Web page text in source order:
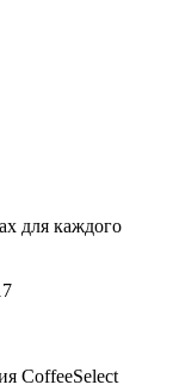
для каждого
CoffeeSelect